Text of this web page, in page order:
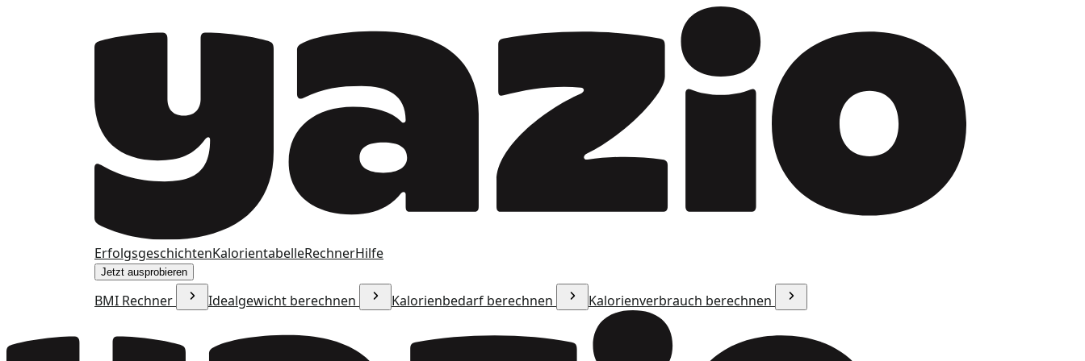
ErfolgsgeschichtenKalorientabelleRechnerHilfe
Jetzt ausprobieren
BMI Rechner Idealgewicht berechnen Kalorienbedarf berechnen Kalorienverbrauch berechnen